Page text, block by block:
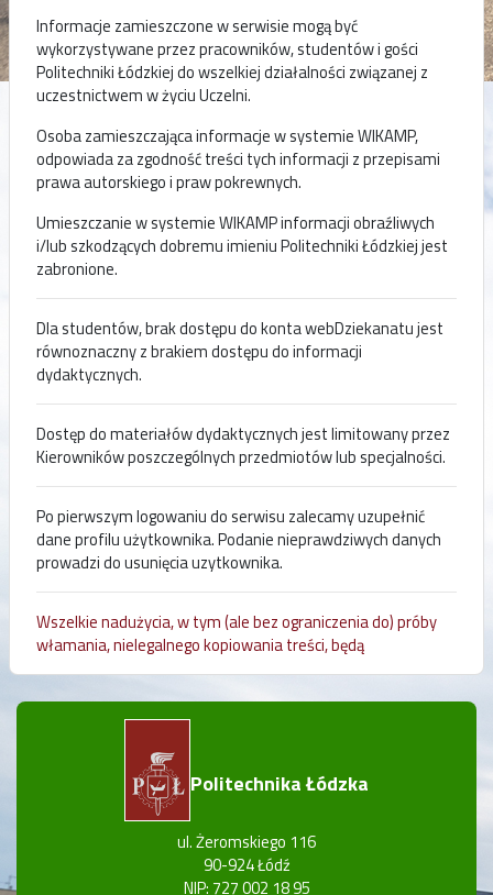
Informacje zamieszczone w serwisie mogą być
wykorzystywane przez pracowników, studentów i gości
Politechniki Łódzkiej do wszelkiej działalności związanej z
uczestnictwem w życiu Uczelni.
Osoba zamieszczająca informacje w systemie WIKAMP,
odpowiada za zgodność treści tych informacji z przepisami
prawa autorskiego i praw pokrewnych.
Umieszczanie w systemie WIKAMP informacji obraźliwych
i/lub szkodzących dobremu imieniu Politechniki Łódzkiej jest
zabronione.
Dla studentów, brak dostępu do konta webDziekanatu jest
równoznaczny z brakiem dostępu do informacji
dydaktycznych.
Dostęp do materiałów dydaktycznych jest limitowany przez
Kierowników poszczególnych przedmiotów lub specjalności.
Po pierwszym logowaniu do serwisu zalecamy uzupełnić
dane profilu użytkownika. Podanie nieprawdziwych danych
prowadzi do usunięcia uzytkownika.
Wszelkie nadużycia, w tym (ale bez ograniczenia do) próby
włamania, nielegalnego kopiowania treści, będą
rejestrowane i zgłaszane władzom Politechniki Łódzkiej.
Politechnika Łódzka
ul. Żeromskiego 116
90-924 Łódź
NIP: 727 002 18 95